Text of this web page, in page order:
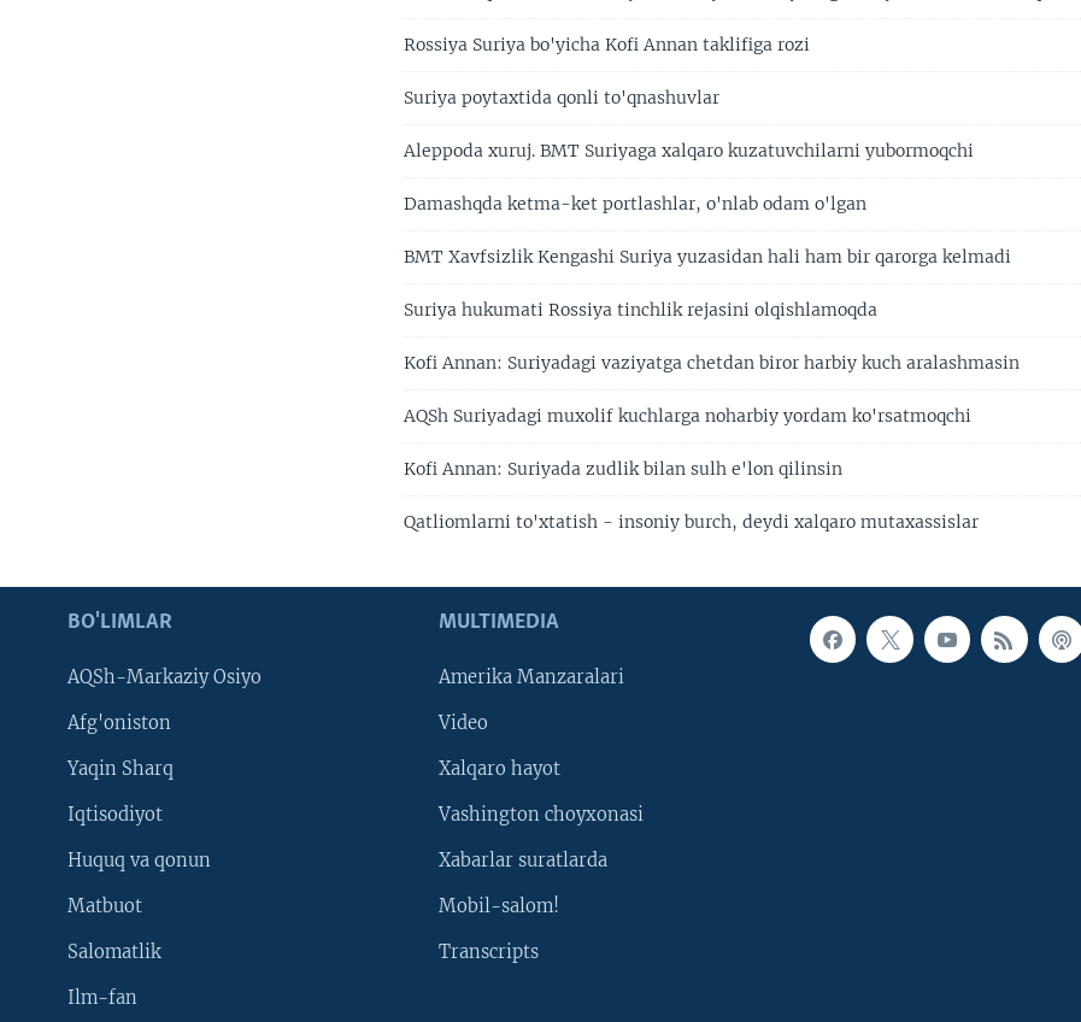
Rossiya Suriya bo'yicha Kofi Annan taklifiga rozi
Suriya poytaxtida qonli to'qnashuvlar
Aleppoda xuruj. BMT Suriyaga xalqaro kuzatuvchilarni yubormoqchi
Damashqda ketma-ket portlashlar, o'nlab odam o'lgan
BMT Xavfsizlik Kengashi Suriya yuzasidan hali ham bir qarorga kelmadi
Suriya hukumati Rossiya tinchlik rejasini olqishlamoqda
Kofi Annan: Suriyadagi vaziyatga chetdan biror harbiy kuch aralashmasin
AQSh Suriyadagi muxolif kuchlarga noharbiy yordam ko'rsatmoqchi
Kofi Annan: Suriyada zudlik bilan sulh e'lon qilinsin
Qatliomlarni to'xtatish - insoniy burch, deydi xalqaro mutaxassislar
BO'LIMLAR
AQSh-Markaziy Osiyo
Afg'oniston
Yaqin Sharq
Iqtisodiyot
Huquq va qonun
Matbuot
Salomatlik
Ilm-fan
MULTIMEDIA
Amerika Manzaralari
Video
Xalqaro hayot
Vashington choyxonasi
Xabarlar suratlarda
Mobil-salom!
Transcripts